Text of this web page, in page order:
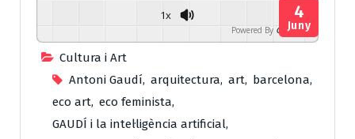
1x
Powered By GSpeech
Cultura i Art
Antoni Gaudí, arquitectura, art, barcelona,
eco art, eco feminista,
GAUDÍ i la intel·ligència artificial,
4
Juny